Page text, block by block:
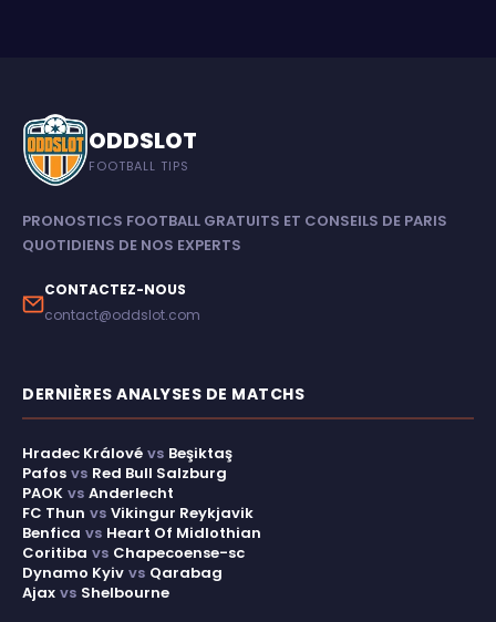
ODDSLOT
FOOTBALL TIPS
PRONOSTICS FOOTBALL GRATUITS ET CONSEILS DE PARIS
QUOTIDIENS DE NOS EXPERTS
CONTACTEZ-NOUS
contact@oddslot.com
DERNIÈRES ANALYSES DE MATCHS
Hradec Králové vs Beşiktaş
Pafos vs Red Bull Salzburg
PAOK vs Anderlecht
FC Thun vs Vikingur Reykjavik
Benfica vs Heart Of Midlothian
Coritiba vs Chapecoense-sc
Dynamo Kyiv vs Qarabag
Ajax vs Shelbourne